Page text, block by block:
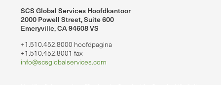
SCS Global Services Hoofdkantoor
2000 Powell Street, Suite 600
Emeryville, CA 94608 VS
+1.510.452.8000 hoofdpagina
+1.510.452.8001 fax
info@scsglobalservices.com